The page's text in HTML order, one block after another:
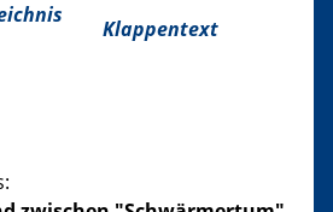
Klappentext